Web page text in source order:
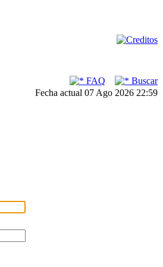
FAQ
Buscar
Fecha actual 07 Ago 2026 22:59